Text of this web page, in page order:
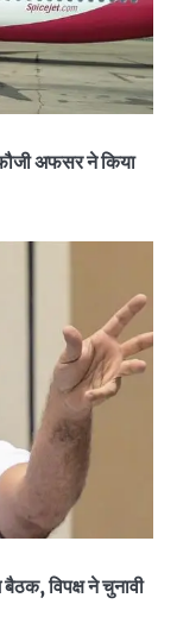
फौजी अफसर ने किया
विपक्ष ने चुनावी